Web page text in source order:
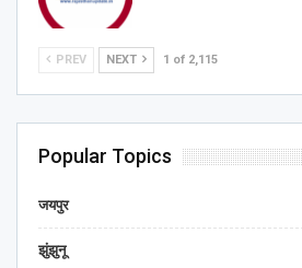
PREV NEXT 1 of 2,115
Popular Topics
जयपुर
झुंझुनू